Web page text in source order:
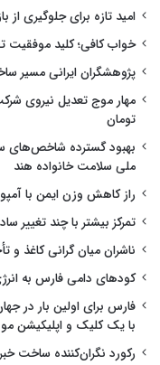
امید تازه برای جلوگیری
خواب کافی؛ کلید موفقیت
پژوهشگران ایرانی مسیر
تومان
بهبود گسترده شاخص‌های
ملی سلامت خانواده هند
راز کاهش وزن ایمن با
تمرکز بیشتر با چند تغییر
ناشران میان گرانی کاغذ و
کودهای دامی فارس به
فارس برای اولین بار در
با یک کلیک و اپلیکیشن
رکورد نگران‌کننده ساخت